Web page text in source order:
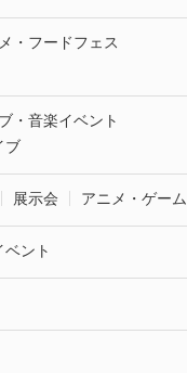
・フードフェス
・音楽イベント
ブ
展示会 アニメ・ゲーム
ベント